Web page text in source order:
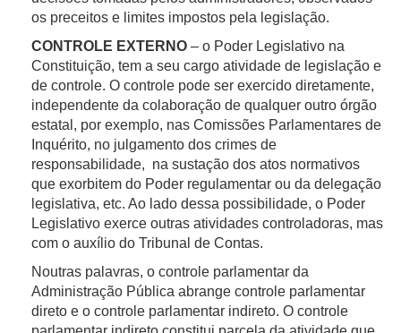
público à multa correspondente ao valor de 10%
(dez por cento) da importância de que trata o
caput do art. 73 da presente Lei;
§ 3º O Tribunal manterá em sigilo o conteúdo
das declarações apresentadas.
Além dos dispositivos constitucionais da Lei
Orgânica, outras leis também podem fornecer
atribuições ao TCE-PE.
controle externo é realizado exclusivamente para o
atendimento da finalidade pública do TCE e para o
exercício de suas competências constitucionais e
de terceiros, você será direcionado para o site de
O Google poderá realizar rastreamento da navegação
dos links visitados para fins de contabilização de
acesso. Qualquer uso feito pelo Google de seus
dados, por exemplo, diferente da finalidade prevista,
será de responsabilidade exclusiva do Google,
isentando o Tribunal de qualquer responsabilidade
decorrente.
Caso você não concorde com a política desse recurso
tecnológico do Google, você poderá desativá-la por
meio de um complemento em seu navegador,
disponível no
endereçohttps://tools.google.com/dlpage/gaoptout?
hl=pt-BR
os preceitos e limites impostos pela legislação.
CONTROLE EXTERNO – o Poder Legislativo na
Constituição, tem a seu cargo atividade de legislação e
de controle. O controle pode ser exercido diretamente,
independente da colaboração de qualquer outro órgão
estatal, por exemplo, nas Comissões Parlamentares de
Inquérito, no julgamento dos crimes de
responsabilidade, na sustação dos atos normativos
que exorbitem do Poder regulamentar ou da delegação
legislativa, etc. Ao lado dessa possibilidade, o Poder
Legislativo exerce outras atividades controladoras, mas
com o auxílio do Tribunal de Contas.
Noutras palavras, o controle parlamentar da
Administração Pública abrange controle parlamentar
direto e o controle parlamentar indireto. O controle